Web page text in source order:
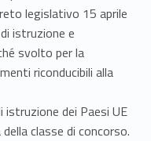
legislativo 15 aprile
istruzione e
svolto per la
riconducibili alla
dei Paesi UE
classe di concorso.